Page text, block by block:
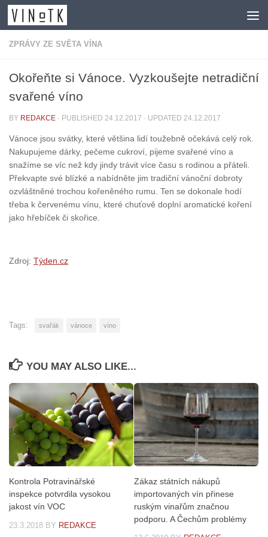
Skip to content
ZPRÁVY ZE SVĚTA VÍNA
Okořeňte si Vánoce. Vyzkoušejte netradiční
svařené víno
BY REDAKCE · PUBLISHED 24.12.2017 · UPDATED 24.12.2017
Vánoce jsou svátky, které většina lidí toužebně očekává celý rok.
Nakupujeme dárky, pečeme cukroví, pijeme svařené víno a
snažíme se víc než kdy jindy trávit více času s rodinou a přáteli.
Překvapte své blízké a nabídněte jim tradiční vánoční dobroty
ozvláštněné trochou kořeněného rumu. Ten se dokonale hodí
třeba k červenému vínu, které chuťově doplní aromatické koření
jako hřebíček či skořice.
Zdroj: Týden.cz
Tags: svařák vánoce víno
YOU MAY ALSO LIKE...
Kontrola Potravinářské
inspekce potvrdila vysokou
jakost vín VOC
23.3.2018 BY REDAKCE
Zákaz státních nákupů
importovaných vín přinese
ruským vinařům značnou
podporu. A Čechům problémy